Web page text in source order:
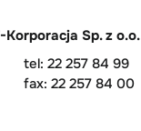
Sp. z o.o.
tel: 22 257 84 99
fax: 22 257 84 00